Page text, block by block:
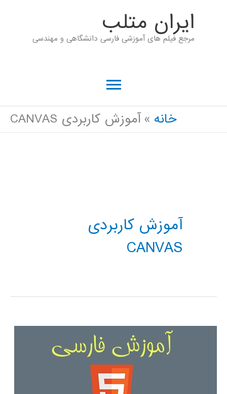
ايران متلب
مرجع فیلم های آموزشی فارسی دانشگاهی و مهندسی
فهرست
اصلی
خانه آموزش کاربردی CANVAS
آموزش کاربردی
CANVAS